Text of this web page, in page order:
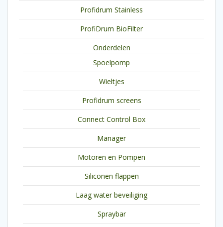
Profidrum Stainless
ProfiDrum BioFilter
Onderdelen
Spoelpomp
Wieltjes
Profidrum screens
Connect Control Box
Manager
Motoren en Pompen
Siliconen flappen
Laag water beveiliging
Spraybar